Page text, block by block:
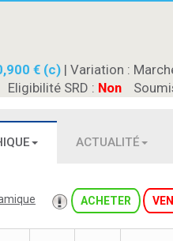
€ (c) | Variation :
Eligibilité SRD : Non
ACTUALITÉ
ACHETER